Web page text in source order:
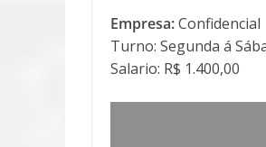
Empresa:Confidencial
Turno: Segunda á
Salario: R$ 1.400,00